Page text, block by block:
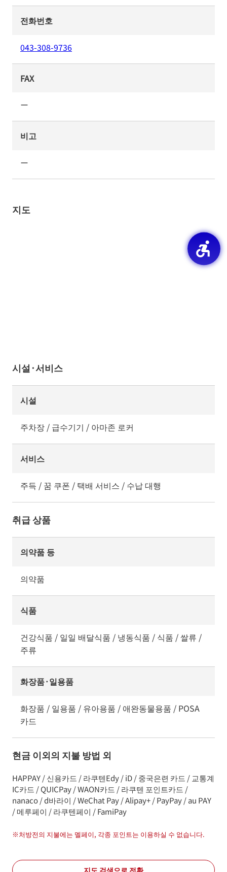
전화번호
043-308-9736
FAX
ー
비고
ー
지도
시설·서비스
시설
주차장 / 급수기기 / 아마존 로커
서비스
주득 / 꿈 쿠폰 / 택배 서비스 / 수납 대행
취급 상품
의약품 등
의약품
식품
건강식품 / 일일 배달식품 / 냉동식품 / 식품 / 쌀류 /
주류
화장품·일용품
화장품 / 일용품 / 유아용품 / 애완동물용품 / POSA
카드
현금 이외의 지불 방법 외
HAPPAY / 신용카드 / 라쿠텐Edy / iD / 중국은련 카드 / 교통계
IC카드 / QUICPay / WAON카드 / 라쿠텐 포인트카드 /
nanaco / d바라이 / WeChat Pay / Alipay+ / PayPay / au PAY
/ 메루페이 / 라쿠텐페이 / FamiPay
※처방전의 지불에는 멜페이, 각종 포인트는 이용하실 수 없습니다.
지도 검색으로 전환